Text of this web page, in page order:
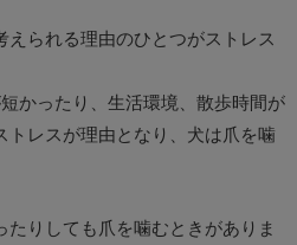
られる理由のひとつがストレス
かったり、生活環境、散歩時間が
トレスが理由となり、犬は爪を噛
りしても爪を噛むときがありま